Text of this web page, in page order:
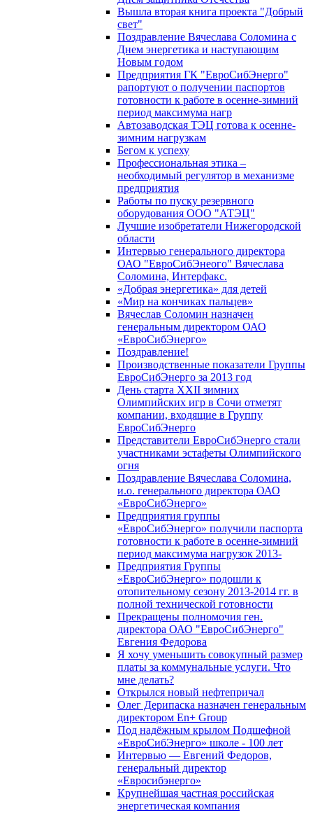
Вышла вторая книга проекта "Добрый
свет"
Поздравление Вячеслава Соломина с
Днем энергетика и наступающим
Новым годом
Предприятия ГК "ЕвроСибЭнерго"
рапортуют о получении паспортов
готовности к работе в осенне-зимний
период максимума нагр
Автозаводская ТЭЦ готова к осенне-
зимним нагрузкам
Бегом к успеху
Профессиональная этика –
необходимый регулятор в механизме
предприятия
Работы по пуску резервного
оборудования ООО "АТЭЦ"
Лучшие изобретатели Нижегородской
области
Интервью генерального директора
ОАО "ЕвроСибЭнеого" Вячеслава
Соломина, Интерфакс.
«Добрая энергетика» для детей
«Мир на кончиках пальцев»
Вячеслав Соломин назначен
генеральным директором ОАО
«ЕвроСибЭнерго»
Поздравление!
Производственные показатели Группы
ЕвроСибЭнерго за 2013 год
День старта XXII зимних
Олимпийских игр в Сочи отметят
компании, входящие в Группу
ЕвроСибЭнерго
Представители ЕвроСибЭнерго стали
участниками эстафеты Олимпийского
огня
Поздравление Вячеслава Соломина,
и.о. генерального директора ОАО
«ЕвроСибЭнерго»
Предприятия группы
«ЕвроСибЭнерго» получили паспорта
готовности к работе в осенне-зимний
период максимума нагрузок 2013-
Предприятия Группы
«ЕвроСибЭнерго» подошли к
отопительному сезону 2013-2014 гг. в
полной технической готовности
Прекращены полномочия ген.
директора ОАО "ЕвроСибЭнерго"
Евгения Федорова
Я хочу уменьшить совокупный размер
платы за коммунальные услуги. Что
мне делать?
Открылся новый нефтепричал
Олег Дерипаска назначен генеральным
директором En+ Group
Под надёжным крылом Подшефной
«ЕвроСибЭнерго» школе - 100 лет
Интервью — Евгений Федоров,
генеральный директор
«Евросибэнерго»
Крупнейшая частная российская
энергетическая компания